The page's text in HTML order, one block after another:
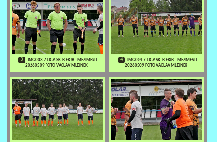
3
IMG003 7.LIGA SK. B FKJB - MEZIMESTI
20260509 FOTO VACLAV MLEJNEK
4
IMG004 7.LIGA SK. B FKJB - MEZIMESTI
20260509 FOTO VACLAV MLEJNEK